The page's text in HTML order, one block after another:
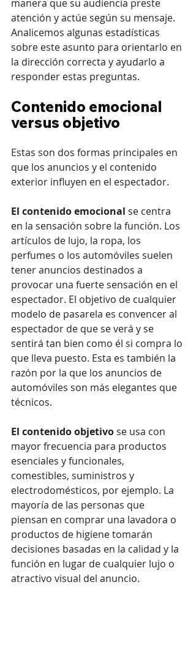
manera que su audiencia preste
atención y actúe según su mensaje.
Analicemos algunas estadísticas
sobre este asunto para orientarlo en
la dirección correcta y ayudarlo a
responder estas preguntas.
Contenido emocional
versus objetivo
Estas son dos formas principales en
que los anuncios y el contenido
exterior influyen en el espectador.
El contenido emocional se centra
en la sensación sobre la función. Los
artículos de lujo, la ropa, los
perfumes o los automóviles suelen
tener anuncios destinados a
provocar una fuerte sensación en el
espectador. El objetivo de cualquier
modelo de pasarela es convencer al
espectador de que se verá y se
sentirá tan bien como él si compra lo
que lleva puesto. Esta es también la
razón por la que los anuncios de
automóviles son más elegantes que
técnicos.
El contenido objetivo se usa con
mayor frecuencia para productos
esenciales y funcionales,
comestibles, suministros y
electrodomésticos, por ejemplo. La
mayoría de las personas que
piensan en comprar una lavadora o
productos de higiene tomarán
decisiones basadas en la calidad y la
función en lugar de cualquier lujo o
atractivo visual del anuncio.